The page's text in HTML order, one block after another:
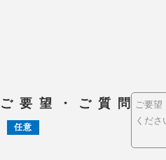
ご要望・ご質問
任意